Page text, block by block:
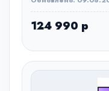
124 990 р